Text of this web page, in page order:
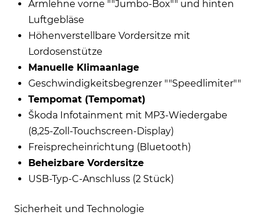
Armlehne vorne ""Jumbo-Box"" und hinten
Luftgebläse
Höhenverstellbare Vordersitze mit
Lordosenstütze
Manuelle Klimaanlage
Geschwindigkeitsbegrenzer ""Speedlimiter""
Tempomat (Tempomat)
Škoda Infotainment mit MP3-Wiedergabe
(8,25-Zoll-Touchscreen-Display)
Freisprecheinrichtung (Bluetooth)
Beheizbare Vordersitze
USB-Typ-C-Anschluss (2 Stück)
Sicherheit und Technologie